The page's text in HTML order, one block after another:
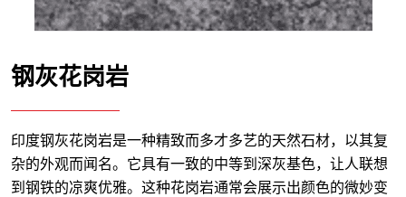
钢灰花岗岩
印度钢灰花岗岩是一种精致而多才多艺的天然石材，以其复
杂的外观而闻名。它具有一致的中等到深灰基色，让人联想
到钢铁的凉爽优雅。这种花岗岩通常会展示出颜色的微妙变